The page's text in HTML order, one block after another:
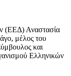
(ΕΕΔ) Αναστασία
μέλος του
και
Ελληνικών